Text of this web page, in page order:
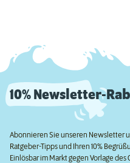
10% Newsletter-
Abonnieren Sie unseren Newsletter
Ratgeber-Tipps und Ihren 10%
Einlösbar im Markt gegen Vorlage